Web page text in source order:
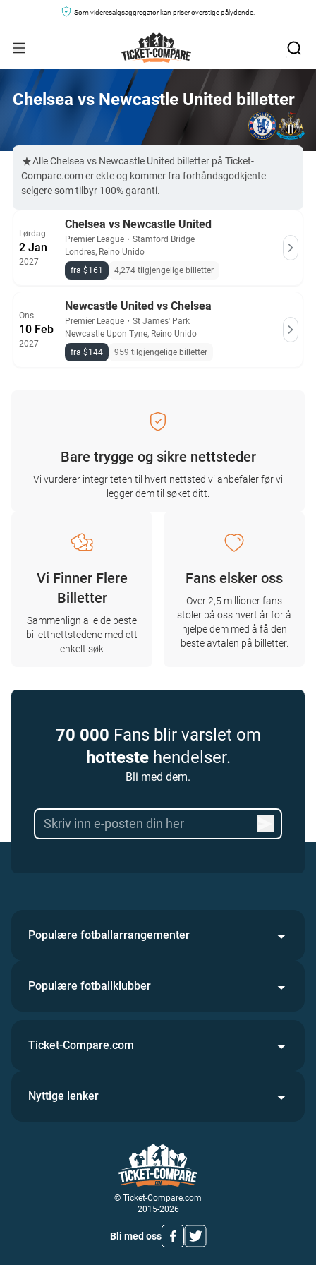
Som videresalgsaggregator kan priser overstige pålydende.
Chelsea vs Newcastle United billetter
Alle Chelsea vs Newcastle United billetter på Ticket-
Compare.com er ekte og kommer fra forhåndsgodkjente
selgere som tilbyr 100% garanti.
Lørdag
2 Jan
2027
Chelsea vs Newcastle United
Premier League ・ Stamford Bridge
Londres, Reino Unido
fra $161
4,274 tilgjengelige billetter
Ons
10 Feb
2027
Newcastle United vs Chelsea
Premier League ・ St James' Park
Newcastle Upon Tyne, Reino Unido
fra $144
959 tilgjengelige billetter
Bare trygge og sikre nettsteder
Vi vurderer integriteten til hvert nettsted vi anbefaler før vi
legger dem til søket ditt.
Vi Finner Flere
Billetter
Sammenlign alle de beste
billettnettstedene med ett
enkelt søk
Fans elsker oss
Over 2,5 millioner fans
stoler på oss hvert år for å
hjelpe dem med å få den
beste avtalen på billetter.
70 000 Fans blir varslet om
hottestehendelser.
Bli med dem.
Populære fotballarrangementer
Populære fotballklubber
© Ticket-Compare.com
2015-2026
Bli med oss
Ticket-Compare.com
Nyttige lenker